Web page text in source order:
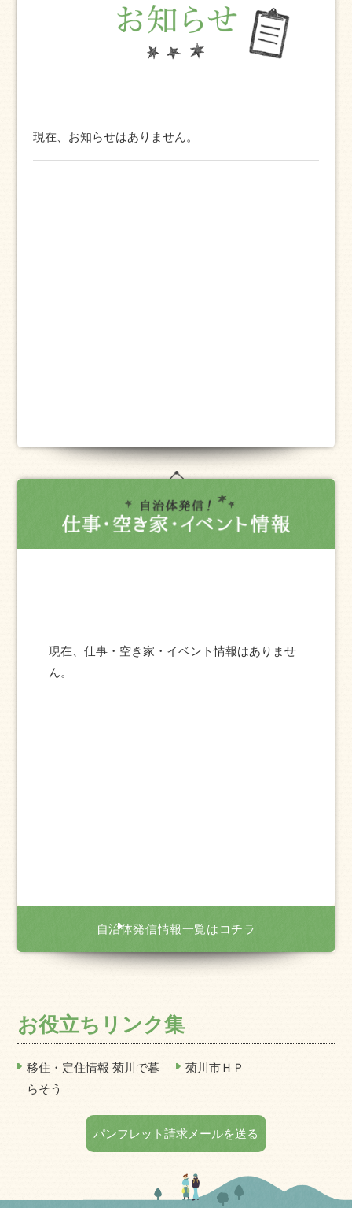
現在、お知らせはありません。
現在、仕事・空き家・イベント情報はありませ
ん。
自治体発信情報一覧はコチラ
お役立ちリンク集
移住・定住情報 菊川で暮
らそう
菊川市ＨＰ
パンフレット請求メールを送る